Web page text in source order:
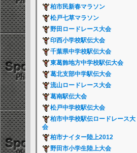
柏市民新春マラソン
松戸七草マラソン
野田ロードレース大会
印西小学校駅伝大会
千葉県中学校駅伝大会
東葛飾地方中学校駅伝大会
葛北支部中学駅伝大会
流山ロードレース大会
葛南駅伝大会
松戸中学校駅伝大会
柏市中学校駅伝ロードレース大
会
柏市ナイター陸上2012
野田市小学生陸上大会